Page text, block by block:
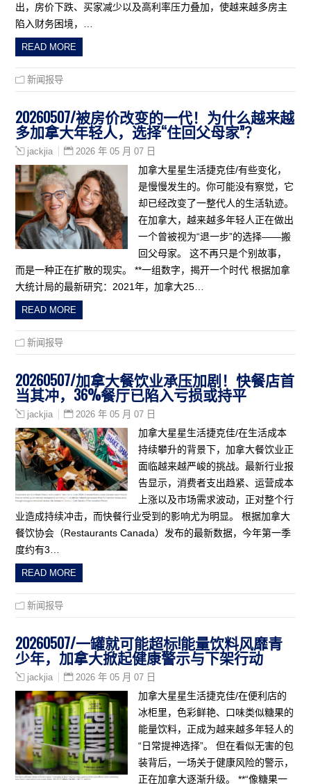
出，房价下跌、买家减少以及高利率压力叠加，使越来越多房主
陷入财务困境，…
READ MORE
新闻报导
20260507/被房价改变的一代！为什么越来越
多加拿大年轻人，选择“住回父母家”？
jackjia 2026 年 05 月 07 日
加拿大星星生活捷克佳/有些变化，
是慢慢发生的。你可能没有察觉，它
却已经改变了一整代人的生活轨迹。
在加拿大，越来越多年轻人正在做出
一个曾被视为“退一步”的选择——搬
回父母家。 这不再只是个别故事，
而是一种正在扩散的现实。 **一组数字，揭开一个时代 根据加拿
大统计局的最新研究：2021年，加拿大25…
READ MORE
新闻报导
20260507/加拿大餐饮业承压加剧！快餐店首
当其冲，36%餐厅已陷入亏损或持平
jackjia 2026 年 05 月 07 日
加拿大星星生活捷克佳/在生活成本
持续攀升的背景下，加拿大餐饮业正
面临越来越严峻的挑战。最新行业报
告显示，消费者支出趋紧、运营成本
上涨以及市场需求波动，正对整个行
业造成持续冲击，而快餐行业受到的影响尤为明显。 根据加拿大
餐饮协会（Restaurants Canada）发布的最新数据，今年第一季
度约有3…
READ MORE
新闻报导
20260507/一罐就可能超标!能量饮料风靡青
少年，加拿大掀起健康警示与下架行动
jackjia 2026 年 05 月 07 日
加拿大星星生活捷克佳/在便利店的
冰柜里，色彩鲜艳、口味类似糖果的
能量饮料，正成为越来越多年轻人的
“日常提神选择”。 但在看似无害的包
装背后，一场关于健康风险的警示，
正在加拿大逐渐升级。 **“像糖果一